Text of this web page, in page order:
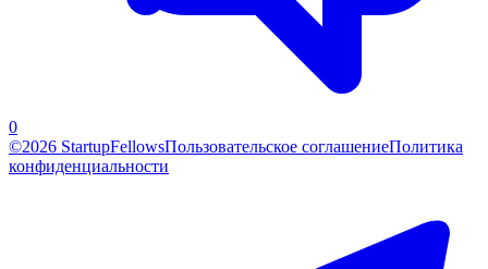
0
©2026 StartupFellowsПользовательское соглашениеПолитика
конфиденциальности